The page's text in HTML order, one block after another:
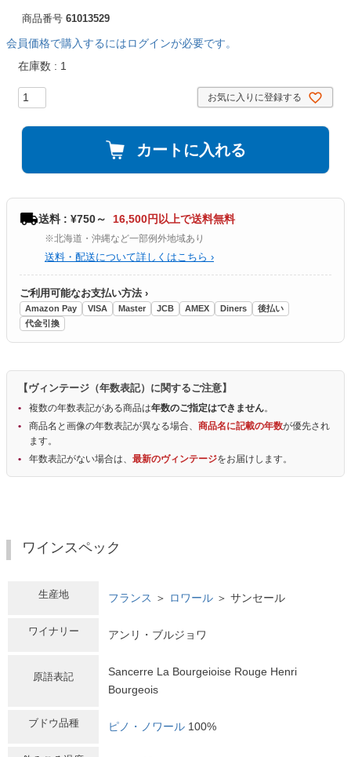
商品番号 61013529
会員価格で購入するにはログインが必要です。
在庫数
1
お気に入りに登録する
カートに入れる
送料 : ¥750～ 16,500円以上で送料無料
※北海道・沖縄など一部例外地域あり
送料・配送について詳しくはこちら ›
ご利用可能なお支払い方法 ›
Amazon Pay VISA Master JCB AMEX Diners
後払い
代金引換
【ヴィンテージ（年数表記）に関するご注意】
複数の年数表記がある商品は年数のご指定はできません。
商品名と画像の年数表記が異なる場合、 商品名に記載の年数が優先され
ます。
年数表記がない場合は、 最新のヴィンテージをお届けします。
ワインスペック
生産地 フランス ＞ ロワール ＞ サンセール
ワイナリー アンリ・ブルジョワ
原語表記
Sancerre La Bourgeioise Rouge Henri
Bourgeois
ブドウ品種 ピノ・ノワール 100%